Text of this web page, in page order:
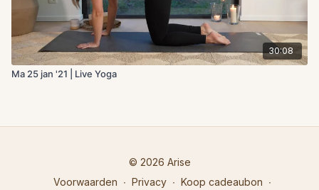
30:08
Ma 25 jan '21 | Live Yoga
© 2026 Arise
Voorwaarden ∙ Privacy ∙ Koop cadeaubon ∙